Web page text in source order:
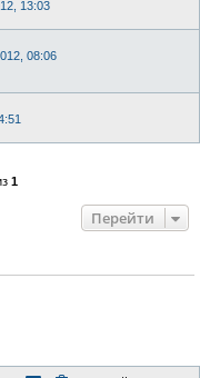
13:03
08:06
1
Перейти